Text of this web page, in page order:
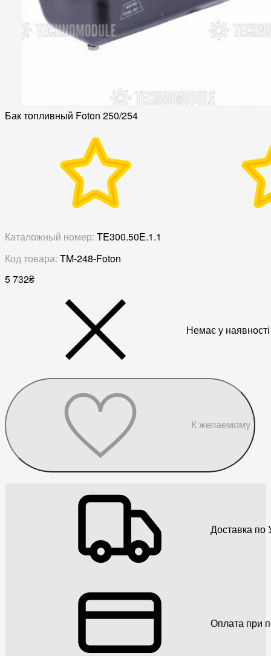
Бак топливный Foton 250/254
Каталожный номер: TE300.50E.1.1
Код товара: TM-248-Foton
5 732₴
Немає у наявності
К желаемому
Доставка по
Оплата при